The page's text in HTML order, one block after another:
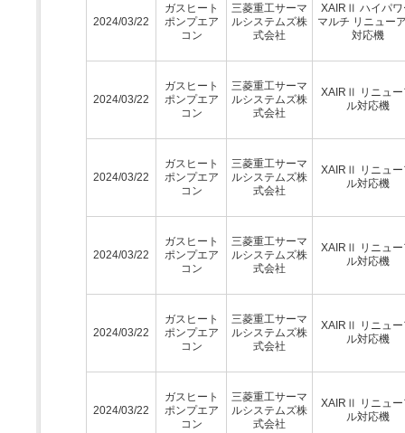
2024/03/22
ガスヒート
ポンプエア
コン
三菱重工サーマ
ルシステムズ株
式会社
XAIRⅡ ハイパワ
マルチ リニュー
対応機
2024/03/22
ガスヒート
ポンプエア
コン
三菱重工サーマ
ルシステムズ株
式会社
XAIRⅡ リニュー
ル対応機
2024/03/22
ガスヒート
ポンプエア
コン
三菱重工サーマ
ルシステムズ株
式会社
XAIRⅡ リニュー
ル対応機
2024/03/22
ガスヒート
ポンプエア
コン
三菱重工サーマ
ルシステムズ株
式会社
XAIRⅡ リニュー
ル対応機
2024/03/22
ガスヒート
ポンプエア
コン
三菱重工サーマ
ルシステムズ株
式会社
XAIRⅡ リニュー
ル対応機
2024/03/22
ガスヒート
ポンプエア
コン
三菱重工サーマ
ルシステムズ株
式会社
XAIRⅡ リニュー
ル対応機